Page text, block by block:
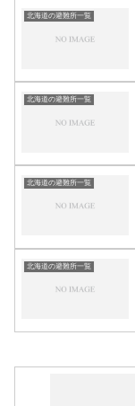
北海道の避難所一覧
北海道の避難所一覧
北海道の避難所一覧
北海道の避難所一覧